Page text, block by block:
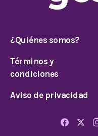
¿Quiénes somos?
Términos y
condiciones
Aviso de privacidad